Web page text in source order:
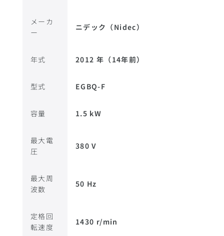
メーカ
ー
ニデック（Nidec）
年式 2012 年（14年前）
型式 EGBQ-F
容量 1.5 kW
最大電
圧
380 V
最大周
波数
50 Hz
定格回
転速度
1430 r/min